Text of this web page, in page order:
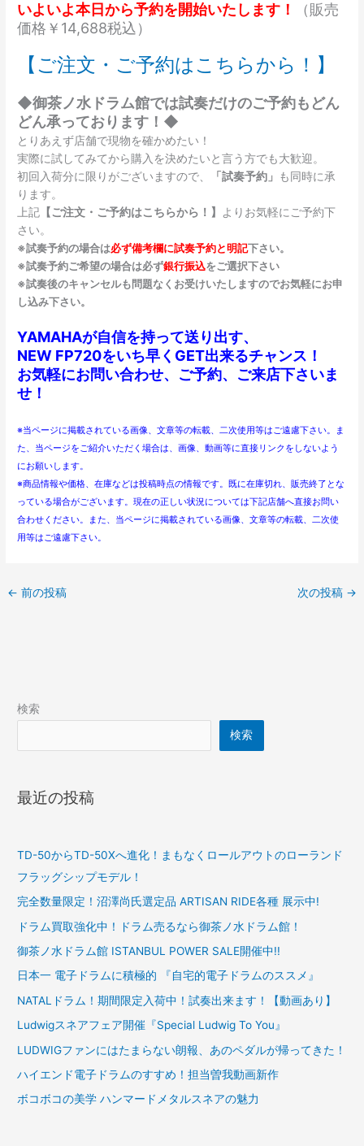
いよいよ本日から予約を開始いたします！
（販売
価格￥14,688税込）
【ご注文・ご予約はこちらから！】
◆御茶ノ水ドラム館では試奏だけのご予約もどん
どん承っております！◆
とりあえず店舗で現物を確かめたい！
実際に試してみてから購入を決めたいと言う方でも大歓迎。
初回入荷分に限りがございますので、
「試奏予約」 も同時に承
ります。
上記 【ご注文・ご予約はこちらから！】
よりお気軽にご予約下
さい。
※試奏予約の場合は必ず備考欄に試奏予約と明記下さい。
※試奏予約ご希望の場合は必ず銀行振込をご選択下さい
※試奏後のキャンセルも問題なくお受けいたしますのでお気軽にお申
し込み下さい。
YAMAHAが自信を持って送り出す、
NEW FP720をいち早くGET出来るチャンス！
お気軽にお問い合わせ、ご予約、ご来店下さいま
せ！
※当ページに掲載されている画像、文章等の転載、二次使用等はご遠慮下さい。ま
た、当ページをご紹介いただく場合は、画像、動画等に直接リンクをしないよう
にお願いします。
※商品情報や価格、在庫などは投稿時点の情報です。既に在庫切れ、販売終了とな
っている場合がございます。現在の正しい状況については下記店舗へ直接お問い
合わせください。また、当ページに掲載されている画像、文章等の転載、二次使
用等はご遠慮下さい。
← 前の投稿 次の投稿 →
検索
検索
最近の投稿
TD-50からTD-50Xへ進化！まもなくロールアウトのローランド
フラッグシップモデル！
完全数量限定！沼澤尚氏選定品 ARTISAN RIDE各種 展示中!
ドラム買取強化中！ドラム売るなら御茶ノ水ドラム館！
御茶ノ水ドラム館 ISTANBUL POWER SALE開催中!!
日本一 電子ドラムに積極的 『自宅的電子ドラムのススメ』
NATALドラム！期間限定入荷中！試奏出来ます！【動画あり】
Ludwigスネアフェア開催『Special Ludwig To You』
LUDWIGファンにはたまらない朗報、あのペダルが帰ってきた！
ハイエンド電子ドラムのすすめ！担当曽我動画新作
ボコボコの美学 ハンマードメタルスネアの魅力